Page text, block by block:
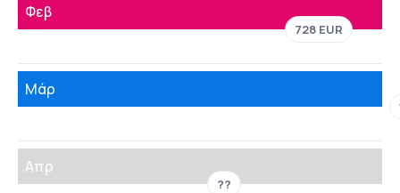
Φεβ
728 EUR
Μάρ
Απρ
??